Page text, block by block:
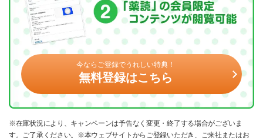
今ならご登録でうれしい特典！
無料登録はこちら
※在庫状況により、キャンペーンは予告なく変更・終了する場合がございま
す。ご了承ください。※本ウェブサイトからご登録いただき、ご来社またはお